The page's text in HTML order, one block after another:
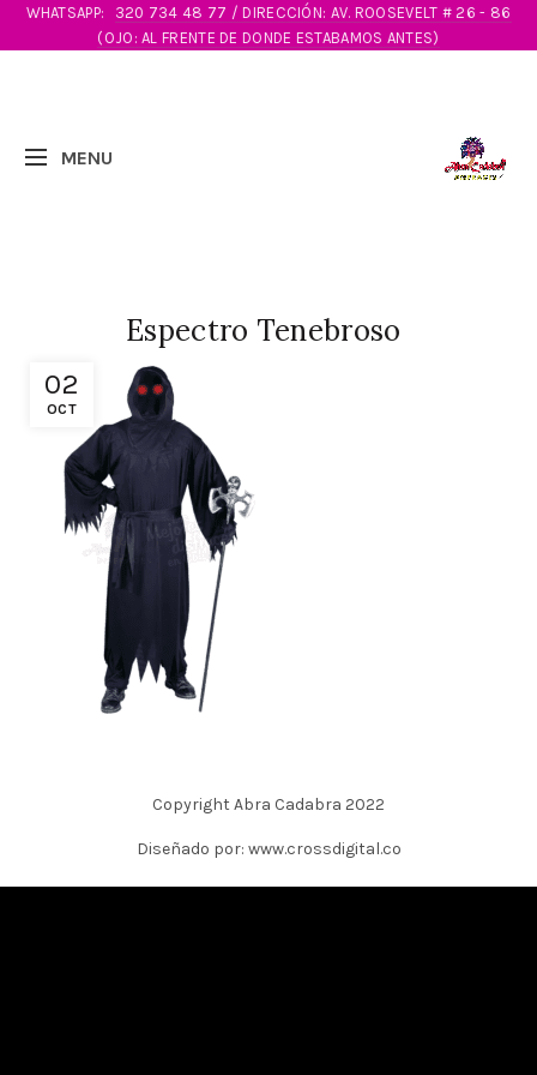
WHATSAPP:
320 734 48 77 / DIRECCIÓN: AV. ROOSEVELT # 26 - 86
(OJO: AL FRENTE DE DONDE ESTABAMOS ANTES)
02
OCT
Espectro Tenebroso
Copyright Abra Cadabra 2022
Diseñado por: www.crossdigital.co